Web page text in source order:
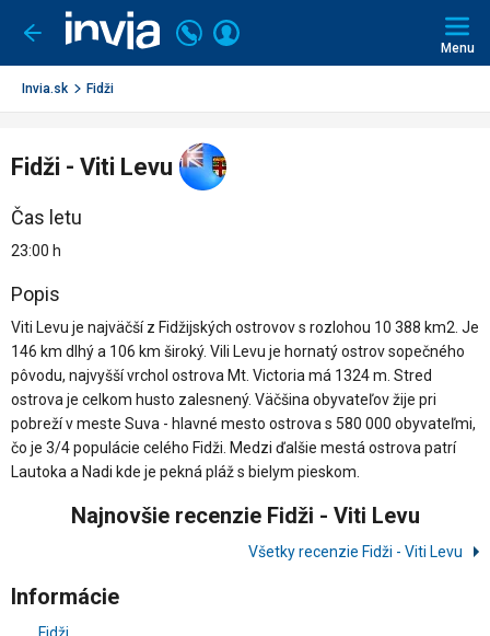
Ísť
späť
Volajte
+421
2
Prihlásiť
Menu
Invia.sk Fidži
Fidži - Viti Levu
Čas letu
23:00 h
Popis
Viti Levu je najväčší z Fidžijských ostrovov s rozlohou 10 388 km2. Je
146 km dlhý a 106 km široký. Vili Levu je hornatý ostrov sopečného
pôvodu, najvyšší vrchol ostrova Mt. Victoria má 1324 m. Stred
ostrova je celkom husto zalesnený. Väčšina obyvateľov žije pri
pobreží v meste Suva - hlavné mesto ostrova s 580 000 obyvateľmi,
čo je 3/4 populácie celého Fidži. Medzi ďalšie mestá ostrova patrí
Lautoka a Nadi kde je pekná pláž s bielym pieskom.
Najnovšie recenzie Fidži - Viti Levu
Všetky recenzie Fidži - Viti Levu
Informácie
Fidži